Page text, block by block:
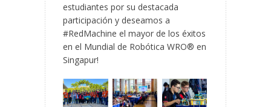
estudiantes por su destacada
participación y deseamos a
#RedMachine el mayor de los éxitos
en el Mundial de Robótica WRO® en
Singapur!